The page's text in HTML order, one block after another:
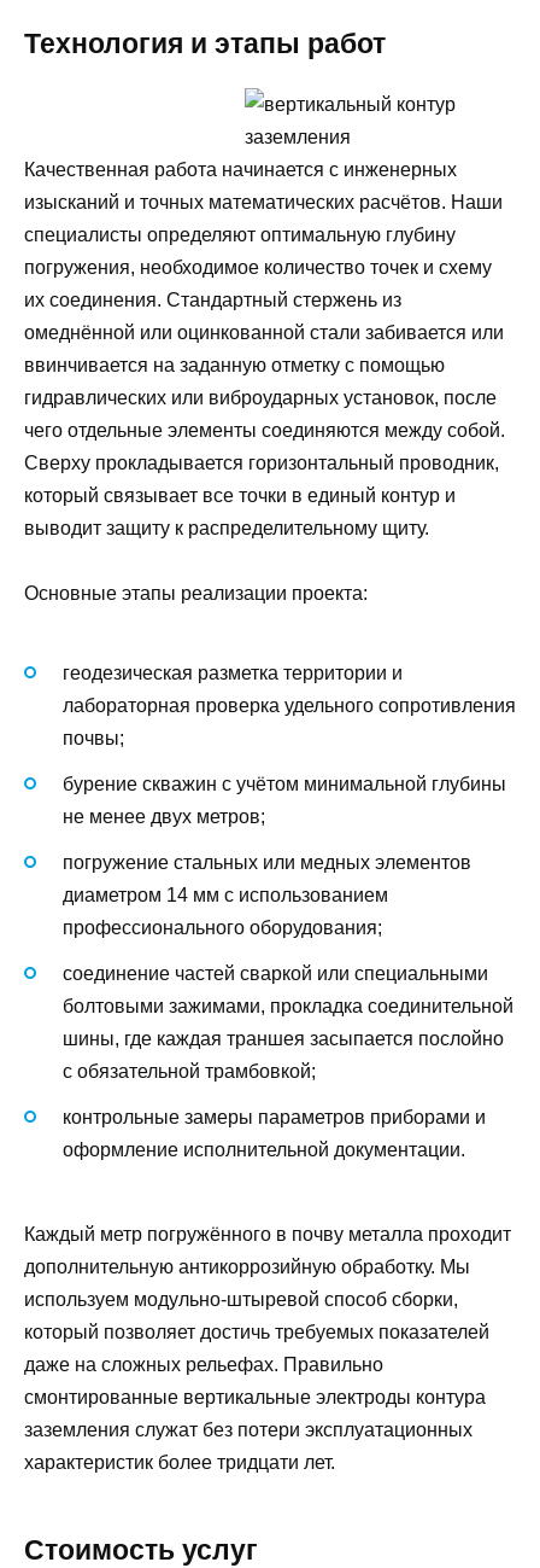
Технология и этапы работ
Качественная работа начинается с инженерных
изысканий и точных математических расчётов. Наши
специалисты определяют оптимальную глубину
погружения, необходимое количество точек и схему
их соединения. Стандартный стержень из
омеднённой или оцинкованной стали забивается или
ввинчивается на заданную отметку с помощью
гидравлических или виброударных установок, после
чего отдельные элементы соединяются между собой.
Сверху прокладывается горизонтальный проводник,
который связывает все точки в единый контур и
выводит защиту к распределительному щиту.
Основные этапы реализации проекта:
геодезическая разметка территории и
лабораторная проверка удельного сопротивления
почвы;
бурение скважин с учётом минимальной глубины
не менее двух метров;
погружение стальных или медных элементов
диаметром 14 мм с использованием
профессионального оборудования;
соединение частей сваркой или специальными
болтовыми зажимами, прокладка соединительной
шины, где каждая траншея засыпается послойно
с обязательной трамбовкой;
контрольные замеры параметров приборами и
оформление исполнительной документации.
Каждый метр погружённого в почву металла проходит
дополнительную антикоррозийную обработку. Мы
используем модульно-штыревой способ сборки,
который позволяет достичь требуемых показателей
даже на сложных рельефах. Правильно
смонтированные вертикальные электроды контура
заземления служат без потери эксплуатационных
характеристик более тридцати лет.
Стоимость услуг